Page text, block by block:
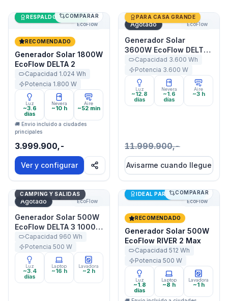
Generador Solar 1800W EcoFlow DELTA 2
EcoFlow
Últimas unidades
RESPALDO DE CASA
COMPARAR
RECOMENDADO
Generador Solar 1800W
EcoFlow DELTA 2
Capacidad 1.024 Wh
Potencia 1.800 W
Luz
~3.6
días
Nevera
~10 h
Aire
~52 min
🚚 Envío incluido a ciudades
principales
3.999.900,-
Ver y configurar
Generador Solar 3600W
Agotado EcoFlow
PARA CASA GRANDE
Generador Solar
3600W EcoFlow DELTA
ProCapacidad 3.600 Wh
Potencia 3.600 W
Luz
~12.8
días
Nevera
~1.6
días
Aire
~3 h
11.999.900,-
Avisarme cuando llegue
Generador Solar 500W EcoFlow DELTA 3 1000 Air
Agotado EcoFlow
CAMPING Y SALIDAS
Generador Solar 500W
EcoFlow DELTA 3 1000
AirCapacidad 960 Wh
Potencia 500 W
Luz
~3.4
días
Laptop
~16 h
Lavadora
~2 h
Generador Solar 500W
EcoFlow
Últimas unidades
IDEAL PARA STARLINK
COMPARAR
RECOMENDADO
Generador Solar 500W
EcoFlow RIVER 2 Max
Capacidad 512 Wh
Potencia 500 W
Luz
~1.8
días
Laptop
~8 h
Lavadora
~1 h